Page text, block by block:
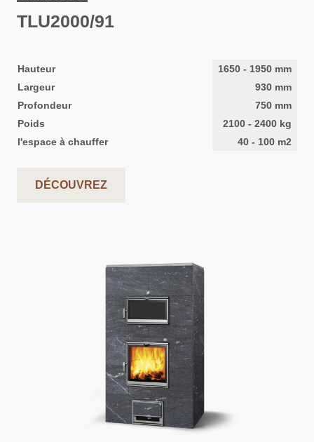
TLU2000/91
Hauteur 1650 - 1950 mm
Largeur
930 mm
Profondeur
750 mm
Poids
2100 - 2400 kg
l'espace à chauffer
40 - 100 m2
DÉCOUVREZ